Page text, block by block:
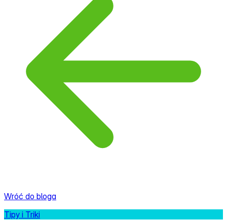
Wróć do bloga
Tipy i Triki